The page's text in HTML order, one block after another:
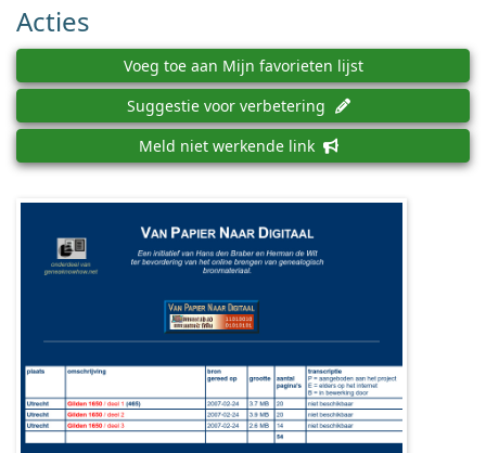
Acties
Voeg toe aan Mijn favorieten lijst
Suggestie voor verbetering
Meld niet werkende link